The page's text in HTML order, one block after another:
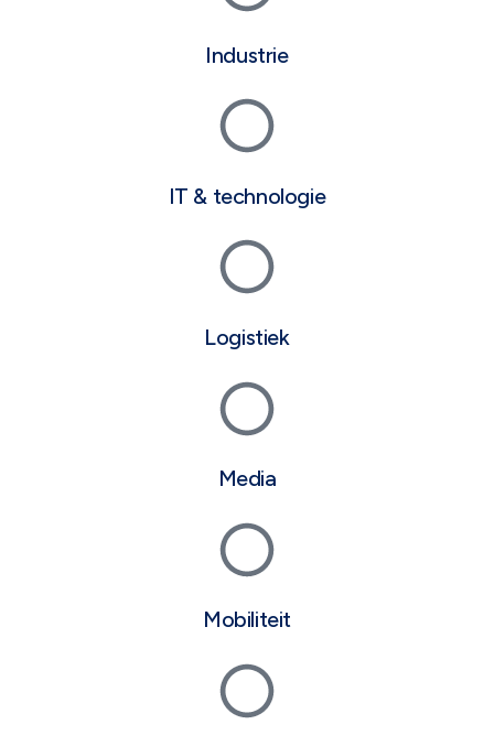
Industrie
IT & technologie
Logistiek
Media
Mobiliteit